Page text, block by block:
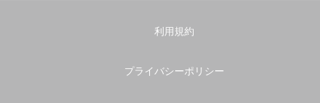
利用規約
プライバシーポリシー